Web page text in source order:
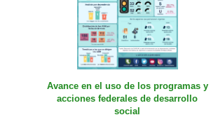
Avance en el uso de los programas y
acciones federales de desarrollo
social